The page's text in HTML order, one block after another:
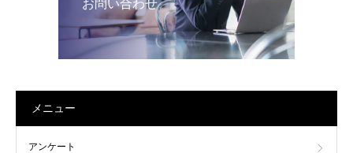
お問い合わせ
メニュー
アンケート